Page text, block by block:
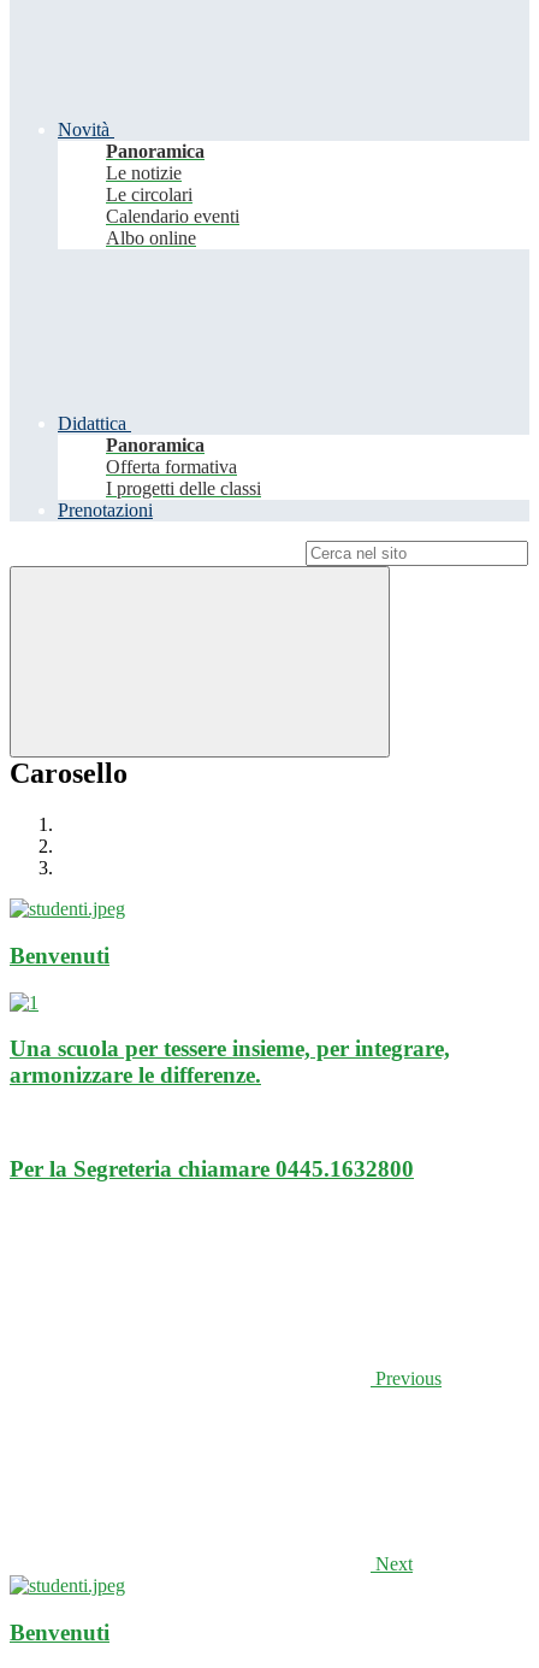
Novità
Panoramica
Le notizie
Le circolari
Calendario eventi
Albo online
Didattica
Panoramica
Offerta formativa
I progetti delle classi
Prenotazioni
Carosello
Benvenuti
Una scuola per tessere insieme, per integrare,
armonizzare le differenze.
Per la Segreteria chiamare 0445.1632800
Previous
Next
Benvenuti